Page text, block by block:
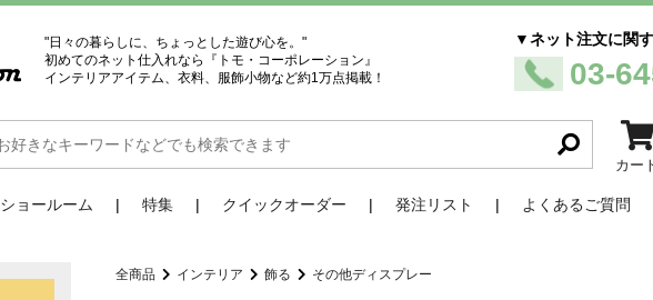
"日々の暮らしに、ちょっとした遊び心を。"
初めてのネット仕入れなら『トモ・コーポレーション』
インテリアアイテム、衣料、服飾小物など約1万点掲載！
▼ネット注文に関
03-
カー
ショールーム 特集 クイックオーダー 発注リスト よくあるご質問
全商品 インテリア 飾る その他ディスプレー